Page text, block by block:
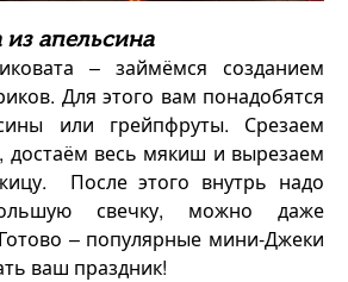
апельсина
– займёмся созданием
Для этого вам понадобятся
или грейпфруты. Срезаем
весь мякиш и вырезаем
После этого внутрь надо
свечку, можно даже
– популярные мини-Джеки
ваш праздник!